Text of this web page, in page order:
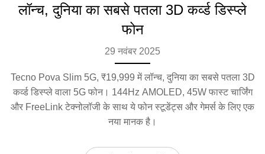
लॉन्च, दुनिया का सबसे पतला 3D कर्व्ड डिस्प्ले
फोन
29 नवंबर 2025
Tecno Pova Slim 5G, ₹19,999 में लॉन्च, दुनिया का सबसे पतला 3D
कर्व्ड डिस्प्ले वाला 5G फोन। 144Hz AMOLED, 45W फास्ट चार्जिंग
और FreeLink टेक्नोलॉजी के साथ ये फोन स्टूडेंट्स और गेमर्स के लिए एक
नया मानक है।